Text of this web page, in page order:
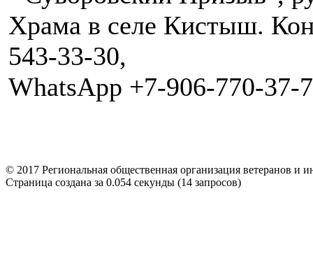
Храма в селе Кистыш.
543-33-30,
WhatsApp +7-906-770-37-
© 2017 Региональная общественная организация
Страница создана за 0.054 секунды (14 запросов)